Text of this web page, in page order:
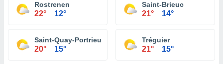
Rostrenen
22° 12°
Saint-Brieuc
21° 14°
Saint-Quay-Portrieux
20° 15°
Tréguier
21° 15°